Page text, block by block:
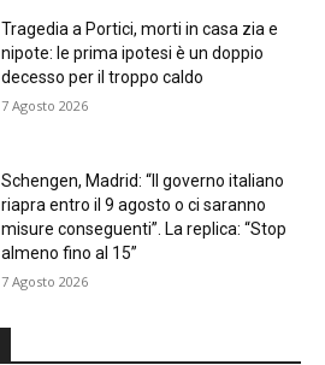
Tragedia a Portici, morti in casa zia e
nipote: le prima ipotesi è un doppio
decesso per il troppo caldo
7 Agosto 2026
Schengen, Madrid: “Il governo italiano
riapra entro il 9 agosto o ci saranno
misure conseguenti”. La replica: “Stop
almeno fino al 15”
7 Agosto 2026